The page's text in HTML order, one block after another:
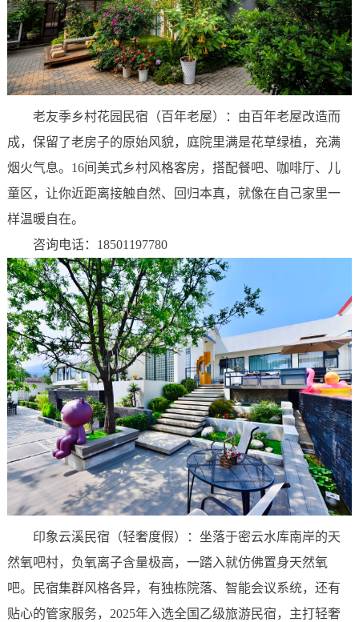
老友季乡村花园民宿（百年老屋）：由百年老屋改造而
成，保留了老房子的原始风貌，庭院里满是花草绿植，充满
烟火气息。16间美式乡村风格客房，搭配餐吧、咖啡厅、儿
童区，让你近距离接触自然、回归本真，就像在自己家里一
样温暖自在。
咨询电话：18501197780
印象云溪民宿（轻奢度假）：坐落于密云水库南岸的天
然氧吧村，负氧离子含量极高，一踏入就仿佛置身天然氧
吧。民宿集群风格各异，有独栋院落、智能会议系统，还有
贴心的管家服务，2025年入选全国乙级旅游民宿，主打轻奢